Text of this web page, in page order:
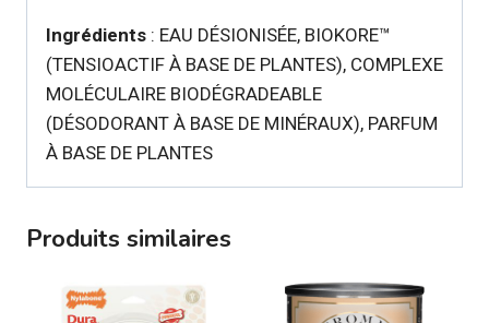
Ingrédients : EAU DÉSIONISÉE, BIOKORE™
(TENSIOACTIF À BASE DE PLANTES), COMPLEXE
MOLÉCULAIRE BIODÉGRADEABLE
(DÉSODORANT À BASE DE MINÉRAUX), PARFUM
À BASE DE PLANTES
Produits similaires